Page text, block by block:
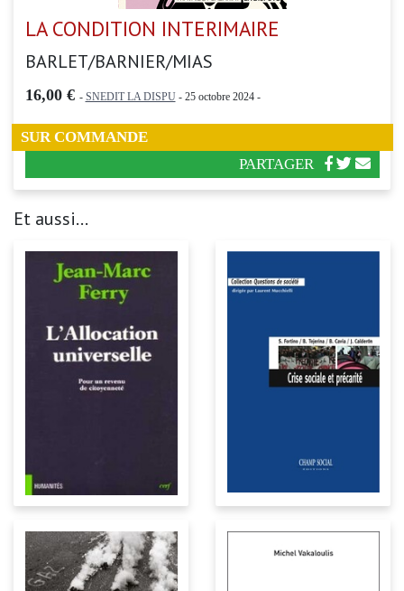
LA CONDITION INTERIMAIRE
BARLET/BARNIER/MIAS
16,00 € - SNEDIT LA DISPU- 25 octobre 2024 -
SUR COMMANDE
PARTAGER
Et aussi...